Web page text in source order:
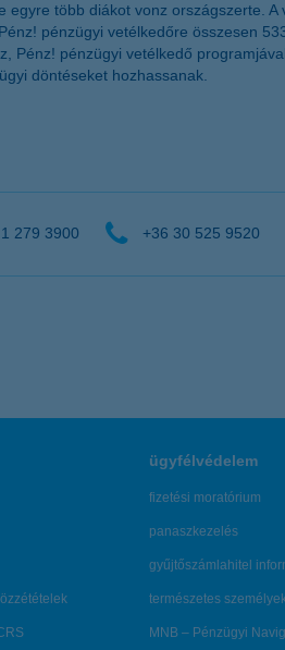
több diákot vonz országszerte.
pénzügyi vetélkedőre összesen
Pénz! pénzügyi vetélkedő
döntéseket hozhassanak.
279 3900 +36 30 525 9520
ügyfélvédelem
fizetési moratórium
panaszkezelés
gyűjtőszámlahitel
természetes
MNB – Pénzügyi